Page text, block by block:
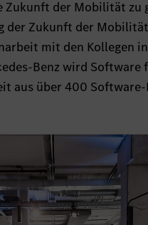
Zukunft der Mobilität
der Zukunft der
mit den Kollegen
Benz wird Software
aus über 400